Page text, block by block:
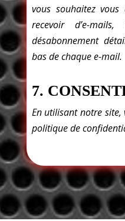
vous souhaitez
recevoir d’e-
désabonnement
bas de chaque e-mail.
7.
En utilisant notre site,
politique de